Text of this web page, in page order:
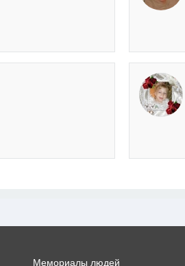
Мемориалы людей